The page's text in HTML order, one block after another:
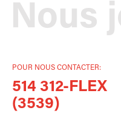
Nous
POUR NOUS CONTACTER:
514 312-FLEX
(3539)